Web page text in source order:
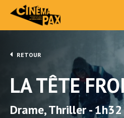
RETOUR
LA TÊTE
Drame, Thriller -